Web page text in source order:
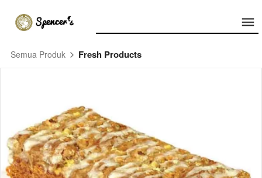
Semua Produk Fresh Products